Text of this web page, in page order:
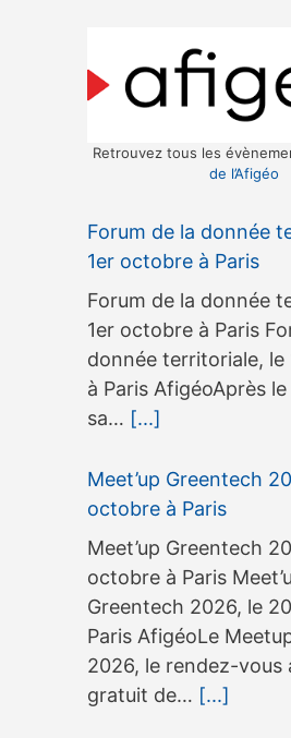
Retrouvez tous les
de l’Afigéo
Forum de la donnée
1er octobre à Paris
Forum de la donnée
1er octobre à Paris
donnée territoriale, le
à Paris AfigéoAprès
sa… [...]
Meet’up Greentech
octobre à Paris
Meet’up Greentech
octobre à Paris
Greentech 2026, le
Paris AfigéoLe
2026, le rendez-vous
gratuit de… [...]